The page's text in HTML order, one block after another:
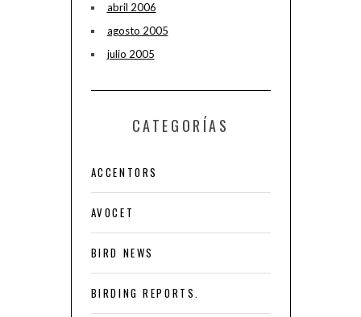
abril 2006
agosto 2005
julio 2005
CATEGORÍAS
ACCENTORS
AVOCET
BIRD NEWS
BIRDING REPORTS.